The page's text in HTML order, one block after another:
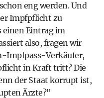
eng werden. Und
Impfpflicht zu
einen Eintrag im
also, fragen wir
Impfpass-Verkäufer,
in Kraft tritt? Die
der Staat korrupt ist,
Ärzte?"